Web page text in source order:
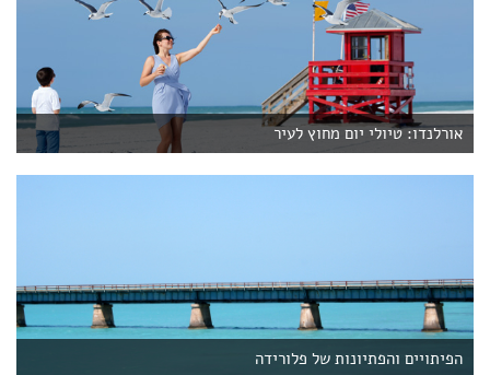
אורלנדו: טיולי יום מחוץ לעיר
הפיתויים והפתיונות של פלורידה